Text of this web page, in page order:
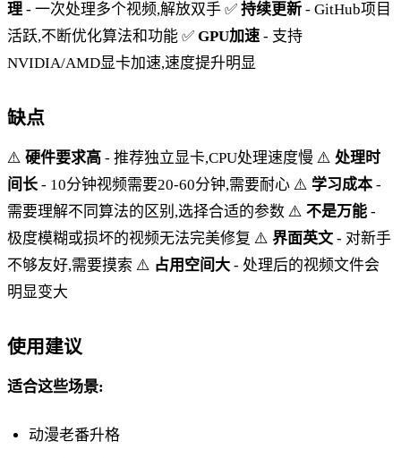
理 - 一次处理多个视频,解放双手 ✅ 持续更新 - GitHub项目
活跃,不断优化算法和功能 ✅ GPU加速 - 支持
NVIDIA/AMD显卡加速,速度提升明显
缺点
⚠️ 硬件要求高 - 推荐独立显卡,CPU处理速度慢 ⚠️ 处理时
间长 - 10分钟视频需要20-60分钟,需要耐心 ⚠️ 学习成本-
需要理解不同算法的区别,选择合适的参数 ⚠️ 不是万能 -
极度模糊或损坏的视频无法完美修复 ⚠️ 界面英文 - 对新手
不够友好,需要摸索 ⚠️ 占用空间大 - 处理后的视频文件会
明显变大
使用建议
适合这些场景:
动漫老番升格